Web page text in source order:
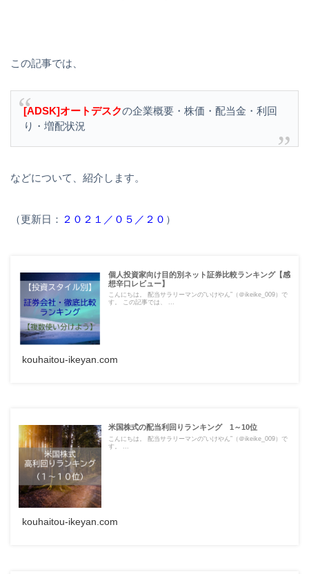
この記事では、
[ADSK]オートデスクの企業概要・株価・配当金・利回
り・増配状況
などについて、紹介します。
（更新日： ２０２１／０５／２０ ）
個人投資家向け目的別ネット証券比較ランキング【感
想辛口レビュー】
こんにちは。 配当サラリーマンの“いけやん”（＠ikeike_009）で
す。 この記事では、 ...
kouhaitou-ikeyan.com
米国株式の配当利回りランキング 1～10位
こんにちは。 配当サラリーマンの“いけやん”（＠ikeike_009）で
す。 ...
kouhaitou-ikeyan.com